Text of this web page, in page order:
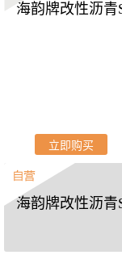
山东
海韵牌改性沥青
立即购买
海韵牌改性沥青